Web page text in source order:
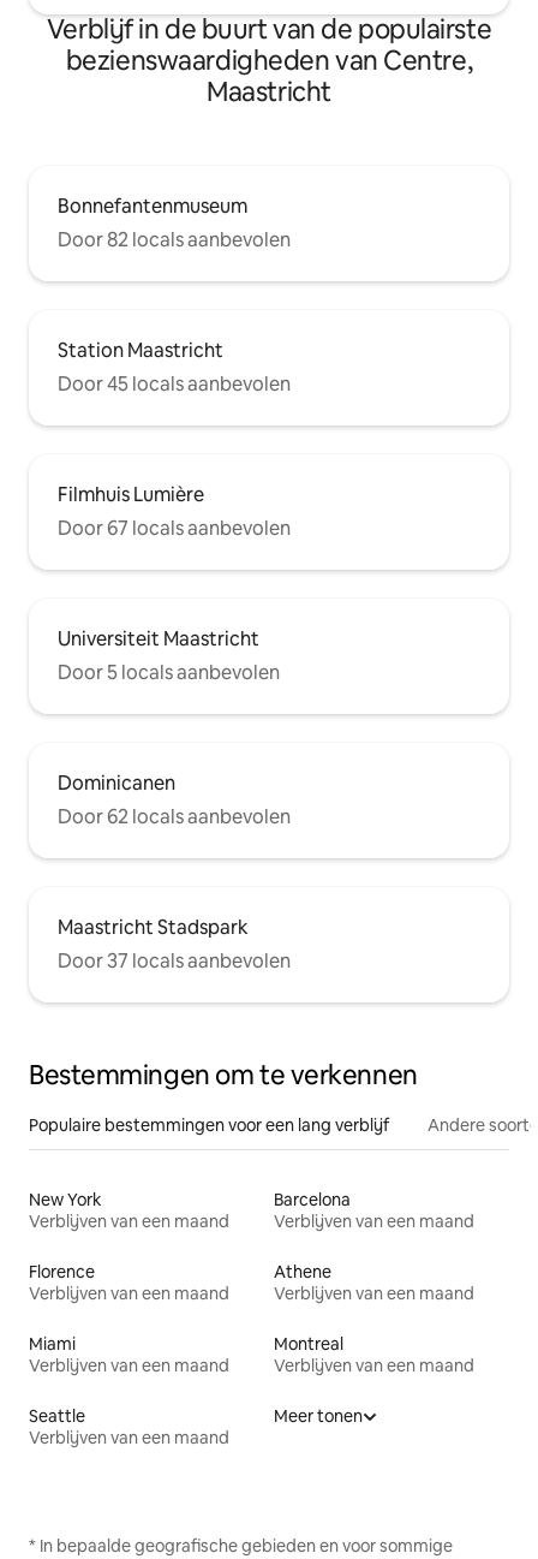
Verblijf in de buurt van de populairste
bezienswaardigheden van Centre,
Maastricht
Bonnefantenmuseum
Door 82 locals aanbevolen
Station Maastricht
Door 45 locals aanbevolen
Filmhuis Lumière
Door 67 locals aanbevolen
Universiteit Maastricht
Door 5 locals aanbevolen
Dominicanen
Door 62 locals aanbevolen
Maastricht Stadspark
Door 37 locals aanbevolen
Bestemmingen om te verkennen
Populaire bestemmingen voor een lang verblijf Andere
New York
Verblijven van een maand
Barcelona
Verblijven van een maand
Florence
Verblijven van een maand
Athene
Verblijven van een maand
Miami
Verblijven van een maand
Montreal
Verblijven van een maand
Seattle
Verblijven van een maand
Meer tonen
* In bepaalde geografische gebieden en voor sommige